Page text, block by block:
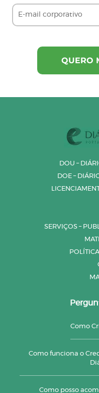
DOU –
DOE –
SERVIÇOS –
Como
Como funciona o
Como posso